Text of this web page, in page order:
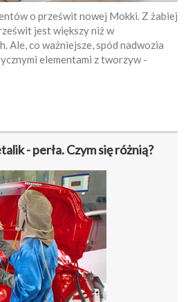
o prześwit nowej Mokki. Z żabiej
jest większy niż w
Ale, co ważniejsze, spód nadwozia
elementami z tworzyw -
- perła. Czym się różnią?